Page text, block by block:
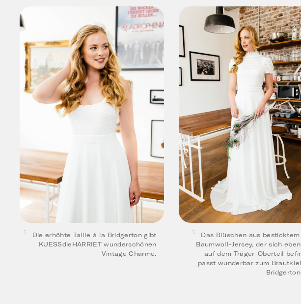
Die erhöhte Taille à la Bridgerton gibt
KUESSdieHARRIET wunderschönen
Vintage Charme.
Das Blüschen aus
Baumwoll-Jersey, der sich
auf dem Träger-Oberteil
passt wunderbar zum